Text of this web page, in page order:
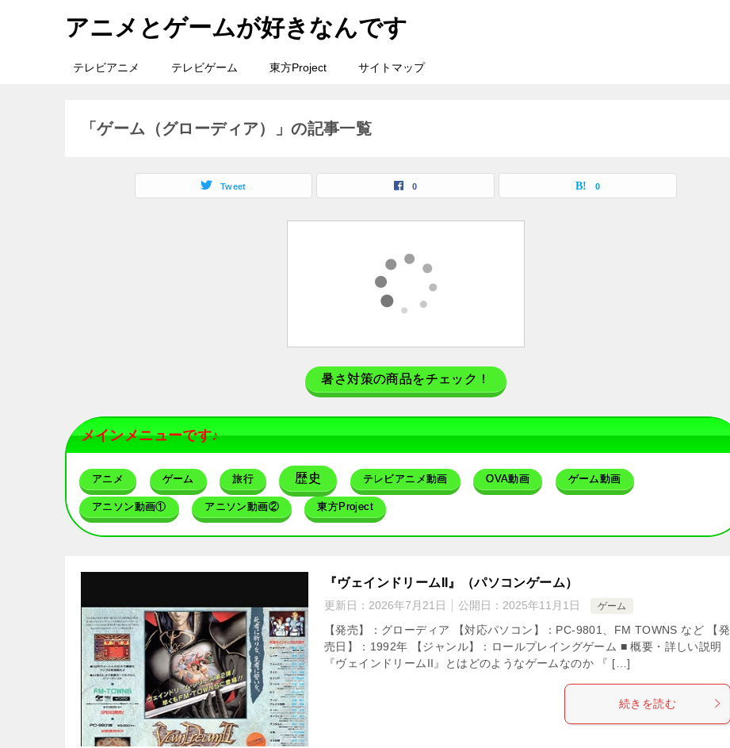
アニメとゲームが好きなんです
テレビアニメ テレビゲーム 東方Project サイトマップ
「ゲーム（グローディア）」の記事一覧
Tweet 0 0
暑さ対策の商品をチェック！
メインメニューです♪
アニメ ゲーム 旅行 歴史 テレビアニメ動画 OVA動画 ゲーム動画
アニソン動画① アニソン動画② 東方Project
『ヴェインドリームII』（パソコンゲーム）
更新日： 2026年7月21日 公開日： 2025年11月1日 ゲーム
【発売】：グローディア 【対応パソコン】：PC-9801、FM TOWNS など 【発
売日】：1992年 【ジャンル】：ロールプレイングゲーム ■ 概要・詳しい説明
『ヴェインドリームII』とはどのようなゲームなのか 『 […]
続きを読む